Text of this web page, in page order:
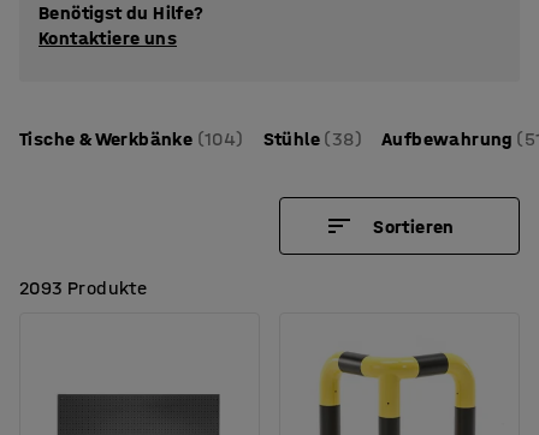
Benötigst du Hilfe?
Kontaktiere uns
Tische & Werkbänke (104) Stühle (38) Aufbewahrung
Sortieren
2093 Produkte